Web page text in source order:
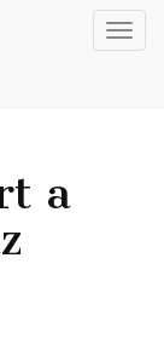
a